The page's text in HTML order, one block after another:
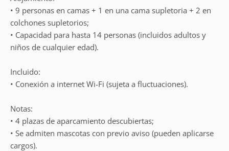
• 9 personas en camas + 1 en una cama supletoria + 2 en
colchones supletorios;
• Capacidad para hasta 14 personas (incluidos adultos y
niños de cualquier edad).
Incluido:
• Conexión a internet Wi-Fi (sujeta a fluctuaciones).
Notas:
• 4 plazas de aparcamiento descubiertas;
• Se admiten mascotas con previo aviso (pueden aplicarse
cargos).